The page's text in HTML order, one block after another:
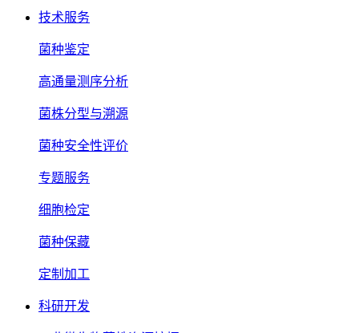
技术服务
菌种鉴定
高通量测序分析
菌株分型与溯源
菌种安全性评价
专题服务
细胞检定
菌种保藏
定制加工
科研开发